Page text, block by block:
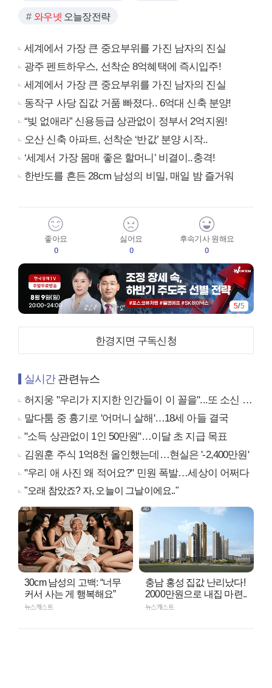
와우넷 오늘장전략
세계에서 가장 큰 중요부위를 가진 남자의 진실
광주 펜트하우스, 선착순 8억혜택에 즉시입주!
세계에서 가장 큰 중요부위를 가진 남자의 진실
동작구 사당 집값 거품 빠졌다.. 6억대 신축 분양!
“빚 없애라” 신용등급 상관없이 정부서 2억지원!
오산 신축 아파트, 선착순 ‘반값’ 분양 시작..
‘세계서 가장 몸매 좋은 할머니’ 비결이..충격!
한반도를 흔든 28cm 남성의 비밀, 매일 밤 즐거워
좋아요
0
싫어요
0
후속기사 원해요
0
1/5
한경지면 구독신청
실시간관련뉴스
허지웅 "우리가 지지한 인간들이 이 꼴을"...또 소신 발언
말다툼 중 흉기로 '어머니 살해'…18세 아들 결국
"소득 상관없이 1인 50만원"…이달 초 지급 목표
김원훈 주식 1억8천 올인했는데…현실은 '-2,400만원'
"우리 애 사진 왜 적어요?" 민원 폭발…세상이 어쩌다
"오래 참았죠? 자, 오늘이 그날이에요.."
30cm 남성의 고백: “너무
커서 사는 게 행복해요”
뉴스캐스트
충남 홍성 집값 난리났다!
2000만원으로 내집 마련..
뉴스캐스트